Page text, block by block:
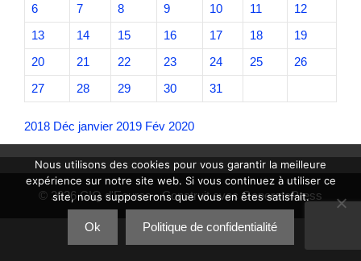
6
7 8 9 10 11
12
13
14 15 16 17 18
19
20
21 22 23 24 25
26
27
28 29 30 31
2018 Déc janvier 2019 Fév 2020
© 2026 CIQ d'Eoures• Construit avecGeneratePress
Nous utilisons des cookies pour vous garantir la meilleure
expérience sur notre site web. Si vous continuez à utiliser ce
site, nous supposerons que vous en êtes satisfait.
Ok Politique de confidentialité